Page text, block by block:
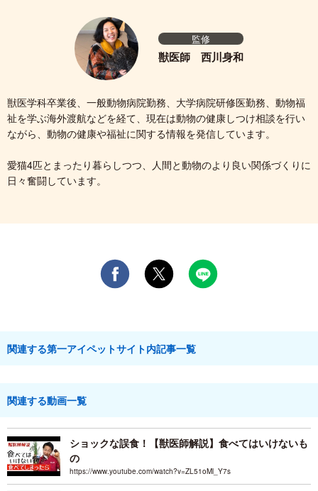
監修
獣医師 西川身和
獣医学科卒業後、一般動物病院勤務、大学病院研修医勤務、動物福
祉を学ぶ海外渡航などを経て、現在は動物の健康しつけ相談を行い
ながら、動物の健康や福祉に関する情報を発信しています。
愛猫4匹とまったり暮らしつつ、人間と動物のより良い関係づくりに
日々奮闘しています。
関連する第一アイペットサイト内記事一覧
関連する動画一覧
ショックな誤食！【獣医師解説】食べてはいけないも
の
https://www.youtube.com/watch?v=ZL51oMl_Y7s